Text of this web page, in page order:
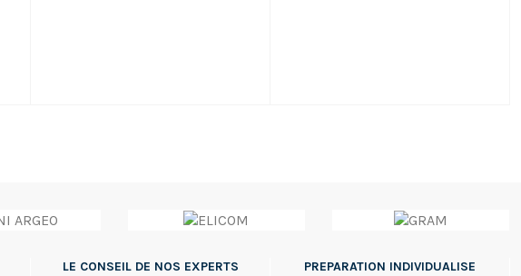
LE CONSEIL DE NOS EXPERTS PREPARATION INDIVIDUALISE